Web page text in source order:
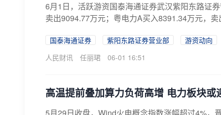
6月1日，活跃游资国泰海通证券武汉紫阳东路证
卖出9094.77万元；粤电力A买入8391.34万元，
国泰海通证券 紫阳东路证券营业部
游资动向
人民财讯
任丽珺 06-01 16:51
高温提前叠加算力负荷高增 电力板块